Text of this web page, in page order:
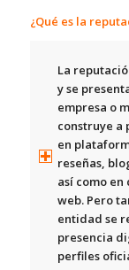
¿Qué es la
La
y se
empresa o
construye a
en
reseñas,
así como
web. Pero
entidad se
presencia
perfiles